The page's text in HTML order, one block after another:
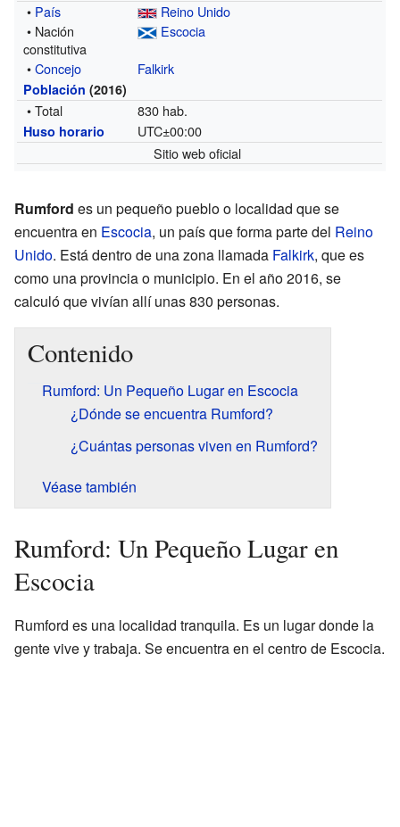
• País
Reino Unido
• Nación
constitutiva
Escocia
•Concejo Falkirk
Población (2016)
• Total 830 hab.
Huso horario
UTC±00:00
Sitio web oficial
Rumford es un pequeño pueblo o localidad que se
encuentra en Escocia, un país que forma parte del Reino
Unido. Está dentro de una zona llamada Falkirk, que es
como una provincia o municipio. En el año 2016, se
calculó que vivían allí unas 830 personas.
Contenido
Rumford: Un Pequeño Lugar en Escocia
¿Dónde se encuentra Rumford?
¿Cuántas personas viven en Rumford?
Véase también
Rumford: Un Pequeño Lugar en
Escocia
Rumford es una localidad tranquila. Es un lugar donde la
gente vive y trabaja. Se encuentra en el centro de Escocia.